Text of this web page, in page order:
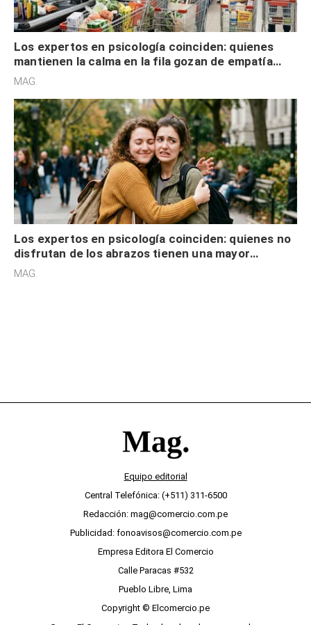
Los expertos en psicología coinciden: quienes
mantienen la calma en la fila gozan de empatía
cognitiva, gratitud y no solo tienen autocontrol
MAG.
Los expertos en psicología coinciden: quienes no
disfrutan de los abrazos tienen una mayor
sensibilidad a los estímulos físicos y no es por
MAG.
Equipo editorial
Central Telefónica: (+511) 311-6500
Redacción: mag@comercio.com.pe
Publicidad: fonoavisos@comercio.com.pe
Empresa Editora El Comercio
Calle Paracas #532
Pueblo Libre, Lima
Copyright © Elcomercio.pe